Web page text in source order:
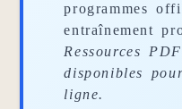
programmes
entraînement
Ressources
disponibles
ligne.